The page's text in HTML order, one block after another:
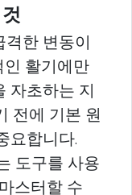
한 변동이
활기에만
자초하는 지
전에 기본 원
요합니다.
도구를 사용
스터할 수